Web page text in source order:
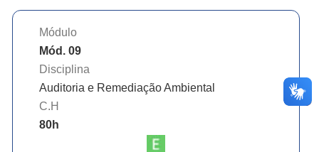
Módulo
Mód. 09
Disciplina
Auditoria e Remediação Ambiental
C.H
80h